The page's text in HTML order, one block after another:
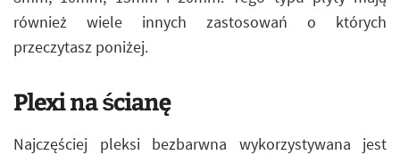
również wiele innych zastosowań o których
przeczytasz poniżej.
Plexi na ścianę
Najczęściej pleksi bezbarwna wykorzystywana jest